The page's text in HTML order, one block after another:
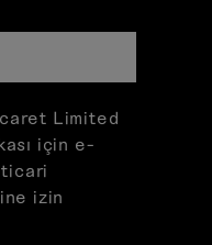
Limited
için e-
ticari
izin